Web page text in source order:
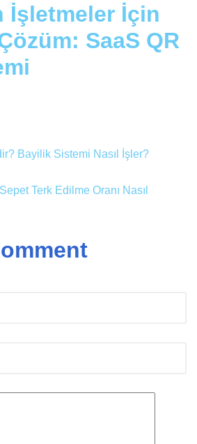
İşletmeler İçin
SaaS QR
Bayilik Sistemi Nasıl İşler?
Terk Edilme Oranı Nasıl